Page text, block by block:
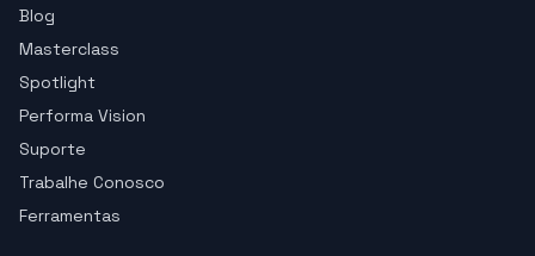
Blog
Masterclass
Spotlight
Performa Vision
Suporte
Trabalhe Conosco
Ferramentas